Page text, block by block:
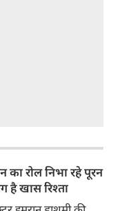
रोल निभा रहे पूरन
है खास रिश्ता